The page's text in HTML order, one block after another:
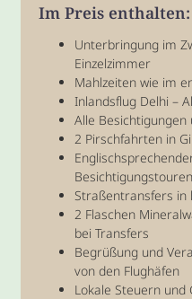
Im Preis enthalten:
Unterbringung im
Einzelzimmer
Mahlzeiten wie im
Inlandsflug Delhi –
Alle
2 Pirschfahrten in
Besichtigungstouren
Straßentransfers in
2 Flaschen
bei Transfers
Begrüßung und
von den Flughäfen
Lokale Steuern und